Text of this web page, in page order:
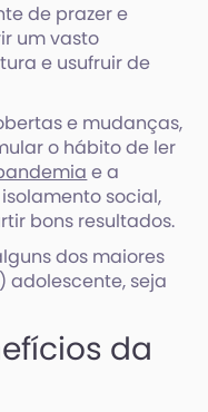
de prazer e
um vasto
e usufruir de
e mudanças,
o hábito de ler
e a
social,
bons resultados.
dos maiores
adolescente, seja
da